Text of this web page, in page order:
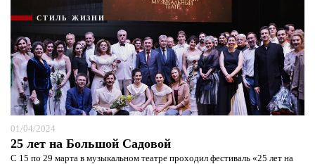
СТИЛЬ ЖИЗНИ
01/04/2024
25 лет на Большой Садовой
С 15 по 29 марта в музыкальном театре проходил фестиваль «25 лет на
Я согласен сполитикой конфиденциальности и
защиты информации*
Я согласен с
защиты информации*